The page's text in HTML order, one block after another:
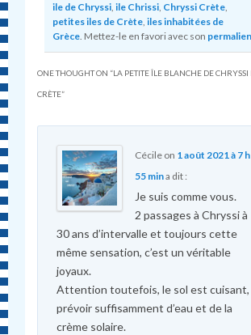
ile de Chryssi,ile Chrissi, Chryssi Crète,
petites iles de Crète,iles inhabitées de
Grèce. Mettez-le en favori avec son
ONE THOUGHT ON “LA PETITE ÎLE BLANCHE DE CHRYSSI
CRÈTE”
Cécileon 1 août 2021 à 7 h
55 mina dit :
Je suis comme vous.
2 passages à Chryssi à
30 ans d’intervalle et toujours cette
même sensation, c’est un véritable
joyaux.
Attention toutefois, le sol est cuisant,
prévoir suffisamment d’eau et de la
crème solaire.